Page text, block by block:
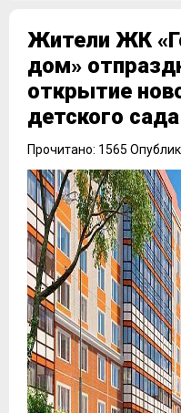
Жители ЖК
дом»
открытие
детского сада
Прочитано: 1565